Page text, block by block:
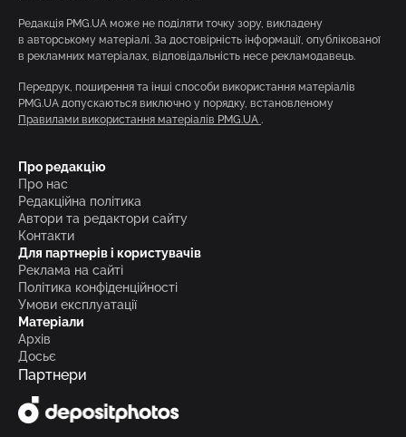
Редакція PMG.UA може не поділяти точку зору, викладену
в авторському матеріалі. За достовірність інформації, опублікованої
в рекламних матеріалах, відповідальність несе рекламодавець.
Передрук, поширення та інші способи використання матеріалів
PMG.UA допускаються виключно у порядку, встановленому
Правилами використання матеріалів PMG.UA .
Про редакцію
Про нас
Редакційна політика
Автори та редактори сайту
Контакти
Для партнерів і користувачів
Реклама на сайті
Політика конфіденційності
Умови експлуатації
Матеріали
Архів
Досьє
Партнери